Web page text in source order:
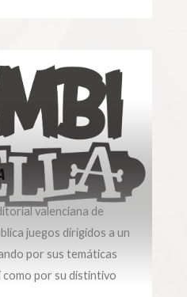
valenciana de
juegos dirigidos a un
por sus temáticas
como por su distintivo